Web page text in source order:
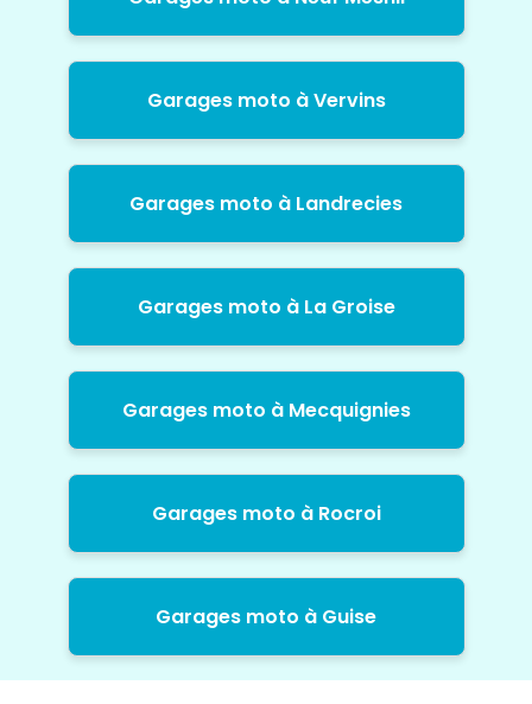
Garages moto à Vervins
Garages moto à Landrecies
Garages moto à La Groise
Garages moto à Mecquignies
Garages moto à Rocroi
Garages moto à Guise